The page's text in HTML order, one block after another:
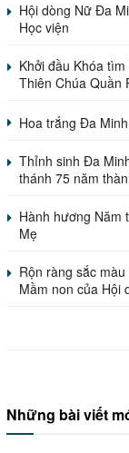
Hội dòng Nữ Đa
Học viện
Khởi đầu Khóa
Thiên Chúa Quần
Hoa trắng Đa
Thỉnh sinh Đa
thánh 75 năm
Hành hương Năm
Mẹ
Rộn ràng sắc
Mầm non của Hội
Những bài viết